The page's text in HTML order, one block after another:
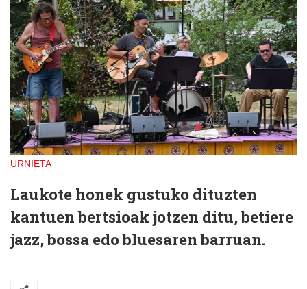
URNIETA
Laukote honek gustuko dituzten
kantuen bertsioak jotzen ditu, betiere
jazz, bossa edo bluesaren barruan.